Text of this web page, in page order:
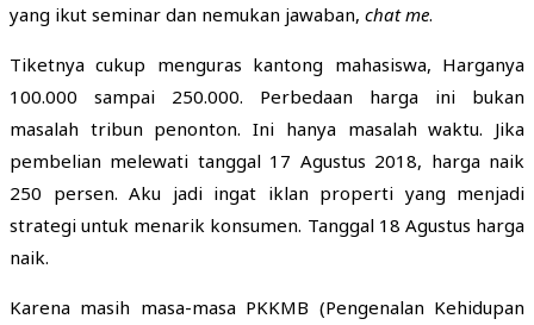
yang ikut seminar dan nemukan jawaban, chat me.
Tiketnya cukup menguras kantong mahasiswa, Harganya
100.000 sampai 250.000. Perbedaan harga ini bukan
masalah tribun penonton. Ini hanya masalah waktu. Jika
pembelian melewati tanggal 17 Agustus 2018, harga naik
250 persen. Aku jadi ingat iklan properti yang menjadi
strategi untuk menarik konsumen. Tanggal 18 Agustus harga
naik.
Karena masih masa-masa PKKMB (Pengenalan Kehidupan